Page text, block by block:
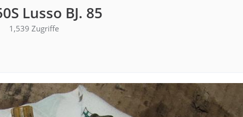
Lusso BJ. 85
1,539 Zugriffe